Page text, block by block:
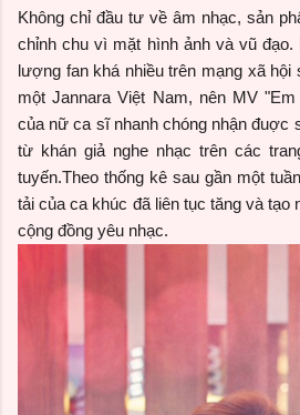
Không chỉ đầu tư về âm nhạc, sản
chỉnh chu vì mặt hình ảnh và vũ
lượng fan khá nhiều trên mạng xã
một Jannara Việt Nam, nên MV
của nữ ca sĩ nhanh chóng nhận đuợc
từ khán giả nghe nhạc trên các
tuyến.Theo thống kê sau gần một
tải của ca khúc đã liên tục tăng và tạo
cộng đồng yêu nhạc.